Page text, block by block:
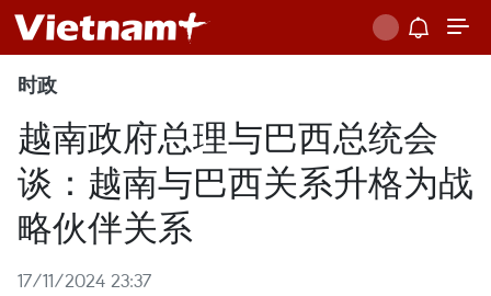
时政
越南政府总理与巴西总统会
谈：越南与巴西关系升格为战
略伙伴关系
17/11/2024 23:37